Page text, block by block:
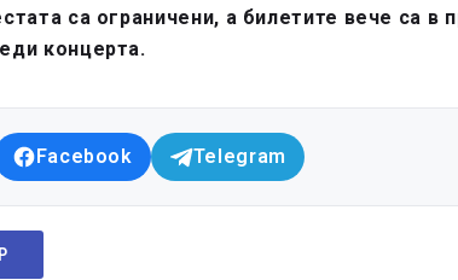
са ограничени, а билетите вече са
концерта.
Facebook Telegram